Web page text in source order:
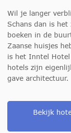
Wil je langer
Schans dan is
boeken in de
Zaanse huisjes
is het Inntel
hotels zijn
gave architectuur.
Bekijk